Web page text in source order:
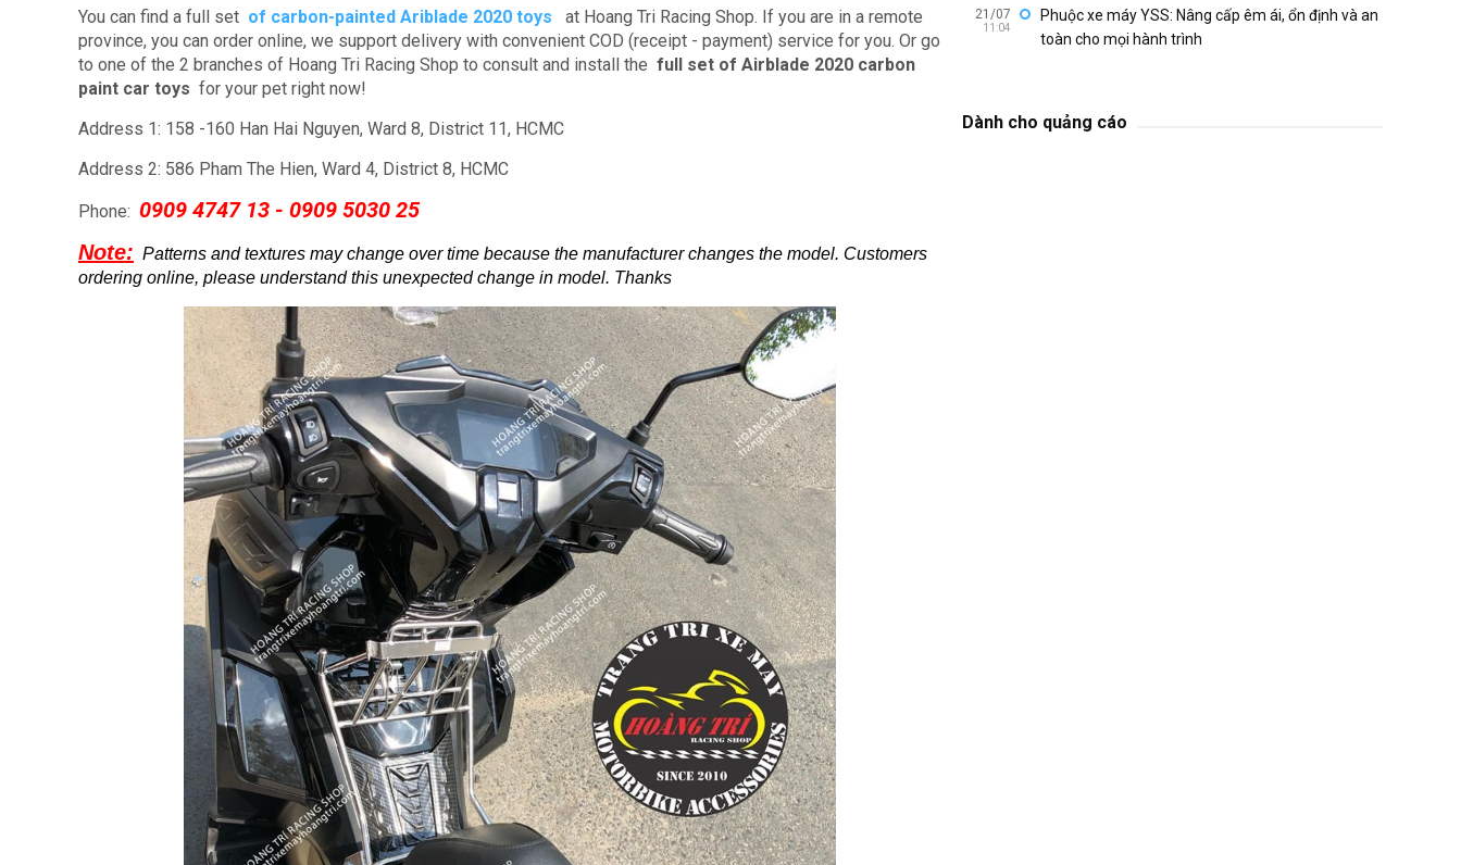
You can find a full set of carbon-painted Ariblade 2020 toys at Hoang Tri Racing Shop. If you are in a remote
province, you can order online, we support delivery with convenient COD (receipt - payment) service for you. Or go
to one of the 2 branches of Hoang Tri Racing Shop to consult and install the full set of Airblade 2020 carbon
paint car toys for your pet right now!
Address 1: 158 -160 Han Hai Nguyen, Ward 8, District 11, HCMC
Address 2: 586 Pham The Hien, Ward 4, District 8, HCMC
Phone: 0909 4747 13 - 0909 5030 25
Note: Patterns and textures may change over time because the manufacturer changes the model. Customers
ordering online, please understand this unexpected change in model. Thanks
21/07
11:04
Phuộc xe máy YSS: Nâng cấp êm ái, ổn định và an
toàn cho mọi hành trình
Dành cho quảng cáo